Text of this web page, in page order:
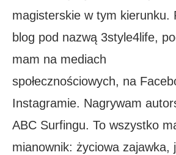
magisterskie w tym kierunku.
blog pod nazwą 3style4life,
mam na mediach
społecznościowych, na
Instagramie. Nagrywam
ABC Surfingu. To wszystko
mianownik: życiowa zajawka,